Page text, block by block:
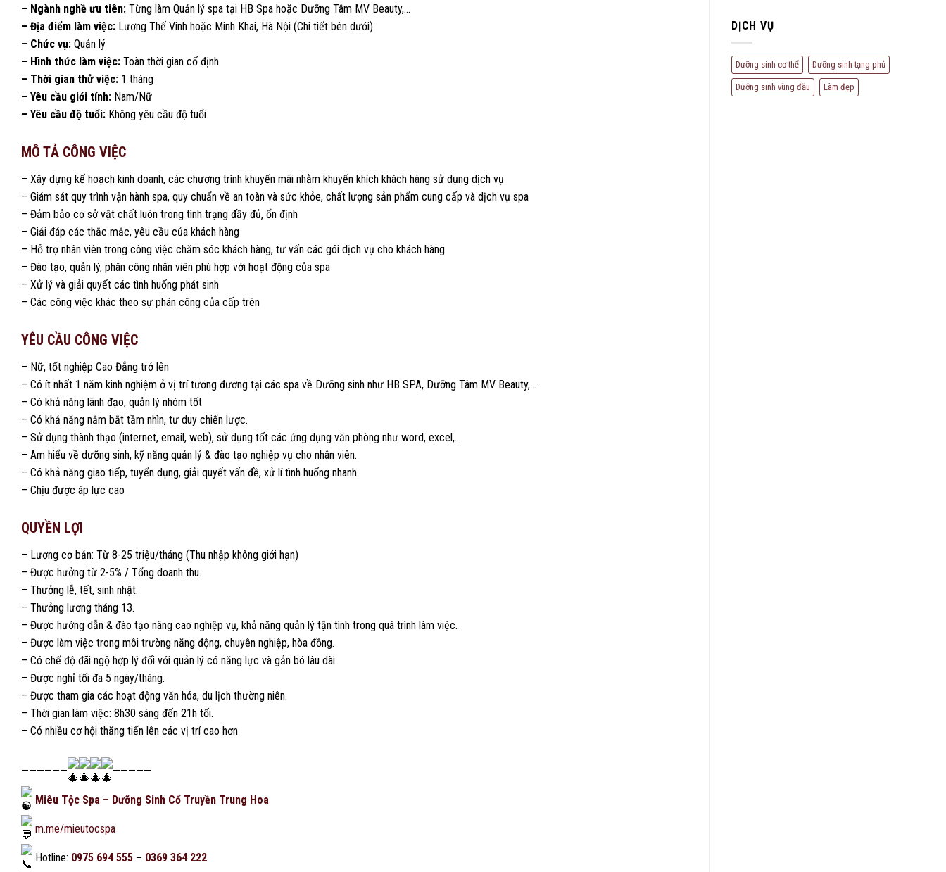
– Ngành nghề ưu tiên: Từng làm Quản lý spa tại HB Spa hoặc Dưỡng Tâm MV Beauty,…
– Địa điểm làm việc: Lương Thế Vinh hoặc Minh Khai, Hà Nội (Chi tiết bên dưới)
– Chức vụ: Quản lý
– Hình thức làm việc: Toàn thời gian cố định
– Thời gian thử việc: 1 tháng
– Yêu cầu giới tính: Nam/Nữ
– Yêu cầu độ tuổi: Không yêu cầu độ tuổi
MÔ TẢ CÔNG VIỆC
– Xây dựng kế hoạch kinh doanh, các chương trình khuyến mãi nhằm khuyến khích khách hàng sử dụng dịch vụ
– Giám sát quy trình vận hành spa, quy chuẩn về an toàn và sức khỏe, chất lượng sản phẩm cung cấp và dịch vụ spa
– Đảm bảo cơ sở vật chất luôn trong tình trạng đầy đủ, ổn định
– Giải đáp các thắc mắc, yêu cầu của khách hàng
– Hỗ trợ nhân viên trong công việc chăm sóc khách hàng, tư vấn các gói dịch vụ cho khách hàng
– Đào tạo, quản lý, phân công nhân viên phù hợp với hoạt động của spa
– Xử lý và giải quyết các tình huống phát sinh
– Các công việc khác theo sự phân công của cấp trên
YÊU CẦU CÔNG VIỆC
– Nữ, tốt nghiệp Cao Đẳng trở lên
– Có ít nhất 1 năm kinh nghiệm ở vị trí tương đương tại các spa về Dưỡng sinh như HB SPA, Dưỡng Tâm MV Beauty,…
– Có khả năng lãnh đạo, quản lý nhóm tốt
– Có khả năng nắm bắt tầm nhìn, tư duy chiến lược.
– Sử dụng thành thạo (internet, email, web), sử dụng tốt các ứng dụng văn phòng như word, excel,…
– Am hiểu về dưỡng sinh, kỹ năng quản lý & đào tạo nghiệp vụ cho nhân viên.
– Có khả năng giao tiếp, tuyển dụng, giải quyết vấn đề, xử lí tình huống nhanh
– Chịu được áp lực cao
QUYỀN LỢI
– Lương cơ bản: Từ 8-25 triệu/tháng (Thu nhập không giới hạn)
– Được hưởng từ 2-5% / Tổng doanh thu.
– Thưởng lễ, tết, sinh nhật.
– Thưởng lương tháng 13.
– Được hướng dẫn & đào tạo nâng cao nghiệp vụ, khả năng quản lý tận tình trong quá trình làm việc.
– Được làm việc trong môi trường năng động, chuyên nghiệp, hòa đồng.
– Có chế độ đãi ngộ hợp lý đối với quản lý có năng lực và gắn bó lâu dài.
– Được nghỉ tối đa 5 ngày/tháng.
– Được tham gia các hoạt động văn hóa, du lịch thường niên.
– Thời gian làm việc: 8h30 sáng đến 21h tối.
– Có nhiều cơ hội thăng tiến lên các vị trí cao hơn
—————— —————
Miêu Tộc Spa – Dưỡng Sinh Cổ Truyền Trung Hoa
m.me/mieutocspa
Hotline: 0975 694 555 – 0369 364 222
DỊCH VỤ
Dưỡng sinh cơ thể Dưỡng sinh tạng phủ
Dưỡng sinh vùng đầu Làm đẹp